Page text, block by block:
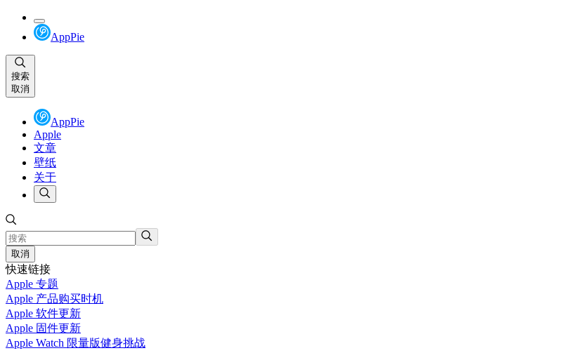
AppPie
搜索
取消
AppPie
Apple
文章
壁纸
关于
取消
快速链接
Apple 专题
Apple 产品购买时机
Apple 软件更新
Apple 固件更新
Apple Watch 限量版健身挑战